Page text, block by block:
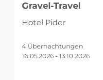
Gravel-Travel
Hotel Pider
4 Übernachtungen
16.05.2026 - 13.10.2026